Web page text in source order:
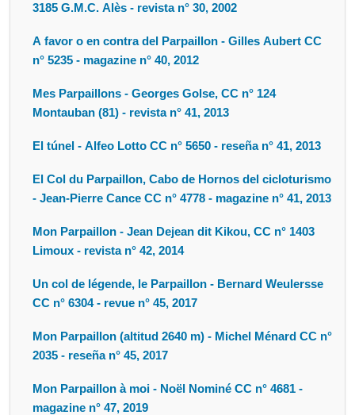
3185 G.M.C. Alès - revista n° 30, 2002
A favor o en contra del Parpaillon - Gilles Aubert CC
n° 5235 - magazine n° 40, 2012
Mes Parpaillons - Georges Golse, CC n° 124
Montauban (81) - revista n° 41, 2013
El túnel - Alfeo Lotto CC n° 5650 - reseña n° 41, 2013
El Col du Parpaillon, Cabo de Hornos del cicloturismo
- Jean-Pierre Cance CC n° 4778 - magazine n° 41, 2013
Mon Parpaillon - Jean Dejean dit Kikou, CC n° 1403
Limoux - revista n° 42, 2014
Un col de légende, le Parpaillon - Bernard Weulersse
CC n° 6304 - revue n° 45, 2017
Mon Parpaillon (altitud 2640 m) - Michel Ménard CC n°
2035 - reseña n° 45, 2017
Mon Parpaillon à moi - Noël Nominé CC n° 4681 -
magazine n° 47, 2019